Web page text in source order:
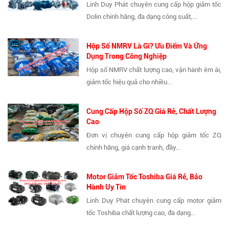
Linh Duy Phát chuyên cung cấp hộp giảm tốc
Dolin chính hãng, đa dạng công suất,...
Hộp Số NMRV Là Gì? Ưu Điểm Và Ứng
Dụng Trong Công Nghiệp
Hộp số NMRV chất lượng cao, vận hành êm ái,
giảm tốc hiệu quả cho nhiều...
Cung Cấp Hộp Số ZQ Giá Rẻ, Chất Lượng
Cao
Đơn vị chuyên cung cấp hộp giảm tốc ZQ
chính hãng, giá cạnh tranh, đầy...
Motor Giảm Tốc Toshiba Giá Rẻ, Bảo
Hành Uy Tín
Linh Duy Phát chuyên cung cấp motor giảm
tốc Toshiba chất lượng cao, đa dạng...